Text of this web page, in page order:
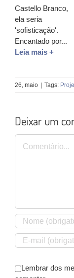
Castello Branco,
ela seria
'sofisticação'.
Encantado por...
Leia mais +
26, maio Tags:
Deixar um
Comentário
Lembrar dos